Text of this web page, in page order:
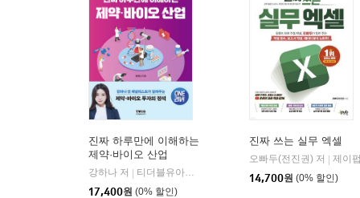
진짜 하루만에 이해하는
제약·바이오 산업
강하나 저 | 티더블유아이지
17,400원 (0% 할인)
진짜 쓰는 실무 엑셀
오빠두(전진권) 저 | 제이
14,700원 (0% 할인)